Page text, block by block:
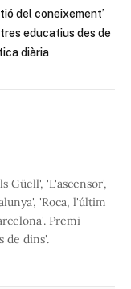
del coneixement’
educatius des de
diària
Güell', 'L'ascensor',
'Roca, l'últim
Premi
de dins'.